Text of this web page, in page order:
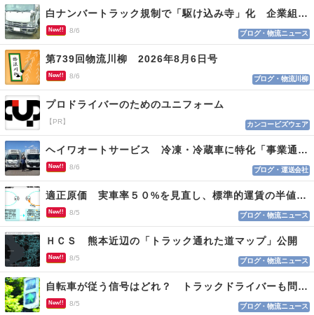
白ナンバートラック規制で「駆け込み寺」化 企業組合が入会基準を見直しへ
New!! 8/6 ブログ・物流ニュース
第739回物流川柳 2026年8月6日号
New!! 8/6 ブログ・物流川柳
プロドライバーのためのユニフォーム
【PR】 カンコービズウェア
ヘイワオートサービス 冷凍・冷蔵車に特化「事業通じ貢献目指す」
New!! 8/6 ブログ・運送会社
適正原価 実車率５０%を見直し、標準的運賃の半値の恐れも
New!! 8/5 ブログ・物流ニュース
ＨＣＳ 熊本近辺の「トラック通れた道マップ」公開
New!! 8/5 ブログ・物流ニュース
自転車が従う信号はどれ？ トラックドライバーも問われる認識
New!! 8/5 ブログ・物流ニュース